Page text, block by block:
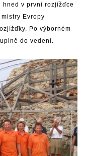
hned v první rozjížďce
Evropy
Po výborném
do vedení.